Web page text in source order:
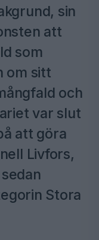
sin
att
som
om sitt
och
var slut
att göra
Livfors,
Stora